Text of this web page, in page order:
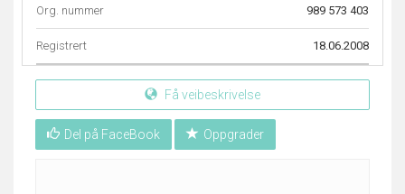
Org. nummer 989 573 403
Registrert 18.06.2008
Få veibeskrivelse
Del på FaceBook Oppgrader